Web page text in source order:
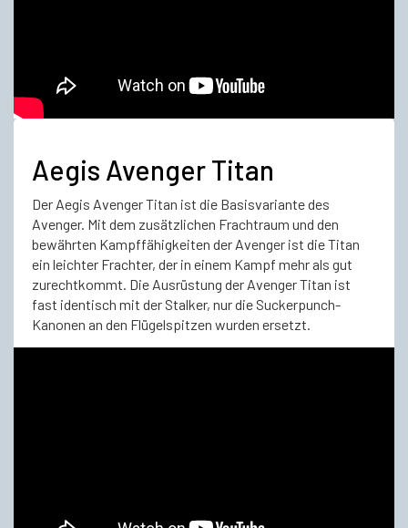
Aegis Avenger Titan
Der Aegis Avenger Titan ist die Basisvariante des
Avenger. Mit dem zusätzlichen Frachtraum und den
bewährten Kampffähigkeiten der Avenger ist die Titan
ein leichter Frachter, der in einem Kampf mehr als gut
zurechtkommt. Die Ausrüstung der Avenger Titan ist
fast identisch mit der Stalker, nur die Suckerpunch-
Kanonen an den Flügelspitzen wurden ersetzt.